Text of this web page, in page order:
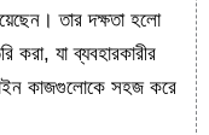
তার দক্ষতা হলো
করা, যা ব্যবহারকারীর
কাজগুলোকে সহজ করে